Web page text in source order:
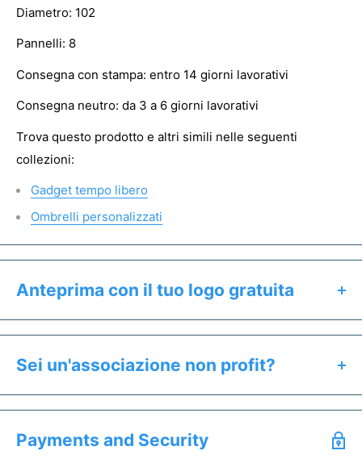
Diametro: 102
Pannelli: 8
Consegna con stampa: entro 14 giorni lavorativi
Consegna neutro: da 3 a 6 giorni lavorativi
Trova questo prodotto e altri simili nelle seguenti
collezioni:
Gadget tempo libero
Ombrelli personalizzati
Anteprima con il tuo logo gratuita
Clicca il pulsante "Preventivo & Anteprima" per:
Calcolare il prezzo esatto del prodotto
Salvare un preventivo
Acquistare campioni senza stampa
Sei un'associazione non profit?
Se sei un'associazione non profit hai diritto a prezzi
Terzo Settore.
Payments and Security